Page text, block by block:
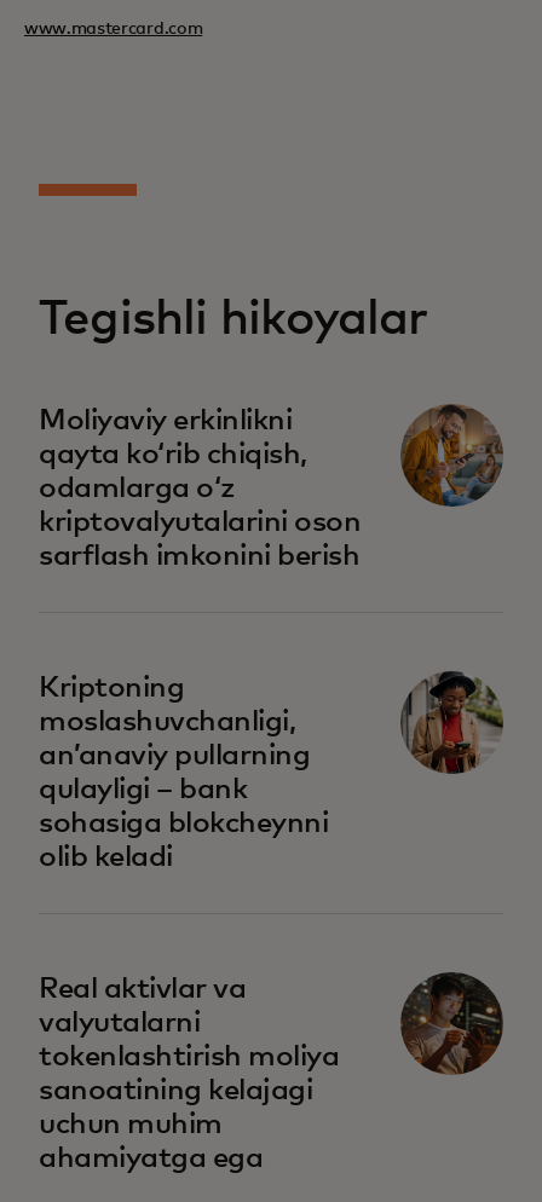
www.mastercard.com
Tegishli hikoyalar
Moliyaviy erkinlikni
qayta koʻrib chiqish,
odamlarga oʻz
kriptovalyutalarini oson
sarflash imkonini berish
Kriptoning
moslashuvchanligi,
anʼanaviy pullarning
qulayligi – bank
sohasiga blokcheynni
olib keladi
Real aktivlar va
valyutalarni
tokenlashtirish moliya
sanoatining kelajagi
uchun muhim
ahamiyatga ega